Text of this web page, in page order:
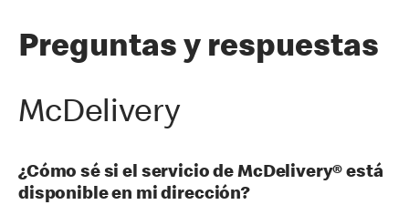
Preguntas y respuestas
McDelivery
¿Cómo sé si el servicio de McDelivery® está
disponible en mi dirección?